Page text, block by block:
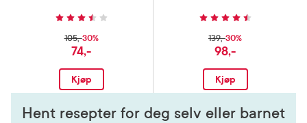
105,-30%
74,-
Kjøp
139,-30%
98,-
Kjøp
Hent resepter for deg selv eller barnet